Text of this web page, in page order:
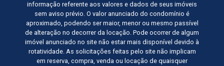
informação referente aos valores e dados de seus imóveis
sem aviso prévio. O valor anunciado do condomínio é
aproximado, podendo ser maior, menor ou mesmo passível
de alteração no decorrer da locação. Pode ocorrer de algum
imóvel anunciado no site não estar mais disponível devido à
rotatividade. As solicitações feitas pelo site não implicam
em reserva, compra, venda ou locação de quaisquer